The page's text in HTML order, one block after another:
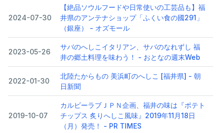
2024-07-30
【絶品ソウルフードや日常使いの工芸品も】福
井県のアンテナショップ「ふくい食の國291」
（銀座） - オズモール
2023-05-26
サバのへしこイタリアン、サバのなれずし 福
井の郷土料理を味わう！ - おとなの週末Web
2022-01-30
北陸たからもの 美浜町のへしこ [福井県] - 朝
日新聞
2019-10-07
カルビーラブＪＰＮ企画、福井の味は『ポテト
チップス 炙りへしこ風味』2019年11月18日
（月）発売！ - PR TIMES